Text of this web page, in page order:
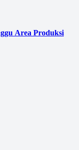
Area Produksi